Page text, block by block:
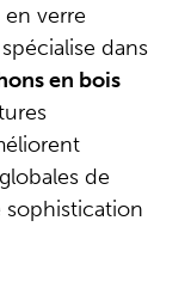
verre
dans
en bois
de